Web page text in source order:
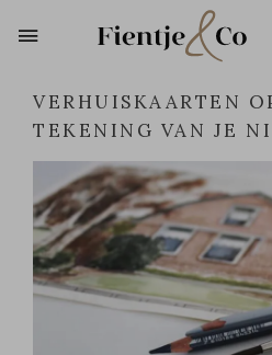
VERHUISKAARTEN
TEKENING VAN JE